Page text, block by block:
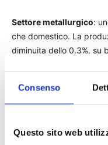
Consenso
Questo sito web
Settore metallurgico:
che domestico. La
diminuita dello 0.3%, su
cinese di ridurre la sua
prima di essere messa
fiacca attività del